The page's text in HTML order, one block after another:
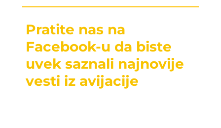
Pratite nas na
Facebook-u da biste
uvek saznali najnovije
vesti iz avijacije